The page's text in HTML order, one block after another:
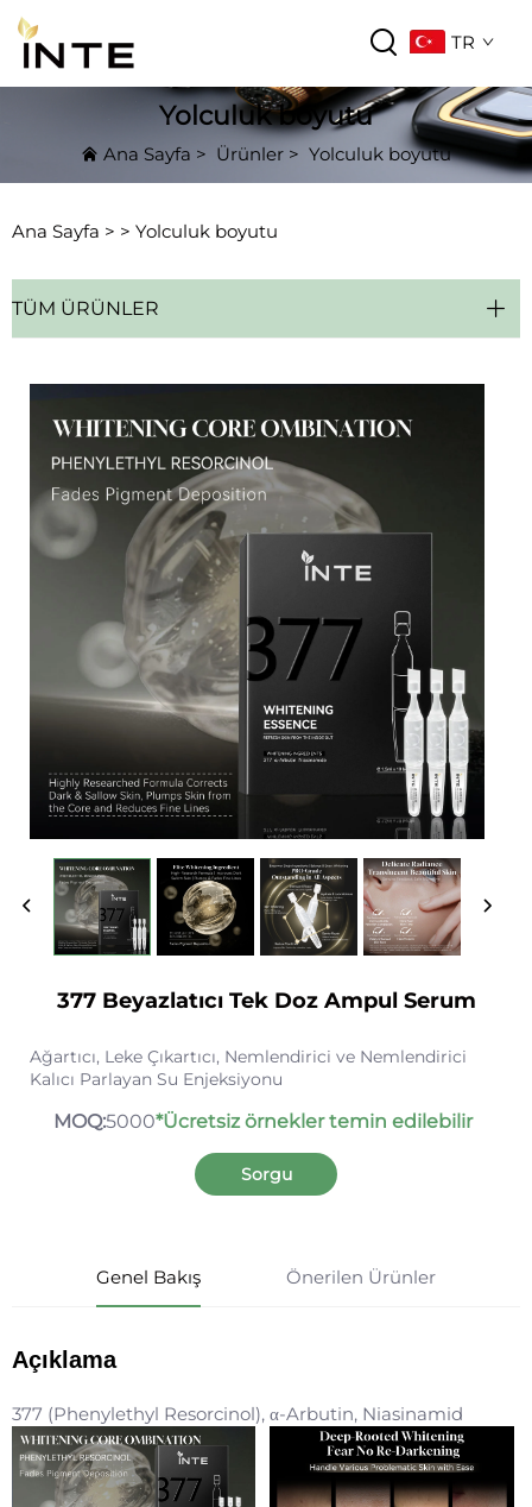
TR
Yolculuk boyutu
Ana Sayfa > Ürünler > Yolculuk boyutu
Ana Sayfa > > Yolculuk boyutu
TÜM ÜRÜNLER
377 Beyazlatıcı Tek Doz Ampul Serum
Ağartıcı, Leke Çıkartıcı, Nemlendirici ve Nemlendirici
Kalıcı Parlayan Su Enjeksiyonu
MOQ:5000*Ücretsiz örnekler temin edilebilir
Sorgu
Genel Bakış Önerilen Ürünler
Açıklama
377 (Phenylethyl Resorcinol), α-Arbutin, Niasinamid